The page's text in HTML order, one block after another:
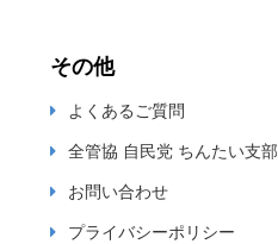
その他
よくあるご質問
全管協 自民党 ちんたい支部
お問い合わせ
プライバシーポリシー